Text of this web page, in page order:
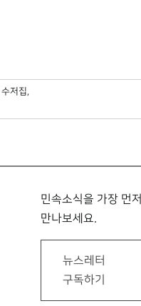
수저집,
민속소식을 가장 먼저
만나보세요.
뉴스레터
구독하기